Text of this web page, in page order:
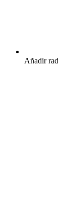
Añadir